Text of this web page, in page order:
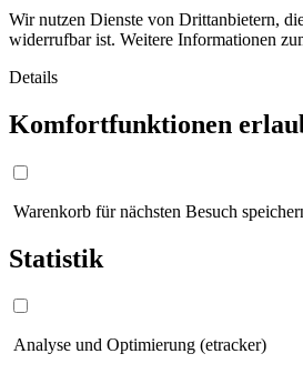
Wir nutzen Dienste von Drittanbietern,
widerrufbar ist. Weitere Informationen
Details
Komfortfunktionen
Warenkorb für nächsten Besuch
Statistik
Analyse und Optimierung (etracker)